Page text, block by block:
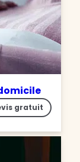
gratuit